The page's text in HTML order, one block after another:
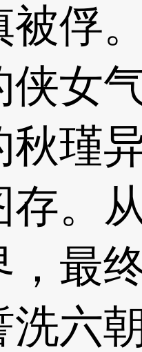
被俘
侠女
秋瑾
存。
，最
洗六